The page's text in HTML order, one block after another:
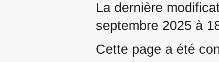
La dernière
septembre 2025 à
Cette page a été